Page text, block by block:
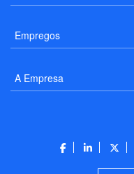
Empregos
A Empresa